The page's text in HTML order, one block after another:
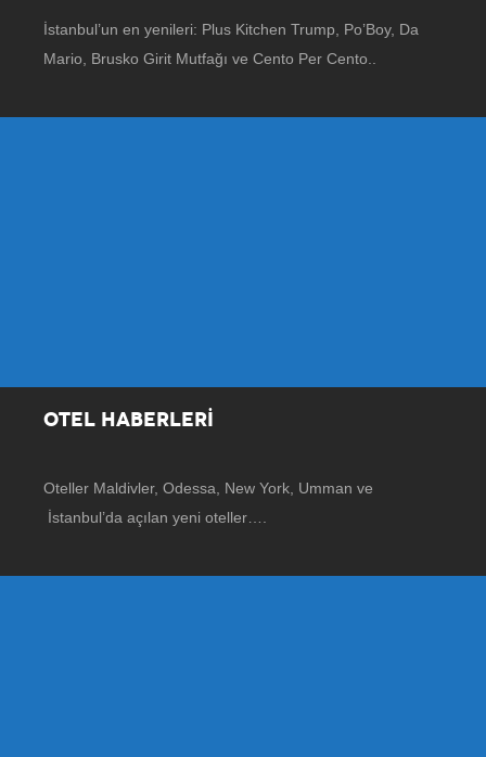
İstanbul’un en yenileri: Plus Kitchen Trump, Po’Boy, Da
Mario, Brusko Girit Mutfağı ve Cento Per Cento..
OTEL HABERLERİ
Oteller Maldivler, Odessa, New York, Umman ve
İstanbul’da açılan yeni oteller….